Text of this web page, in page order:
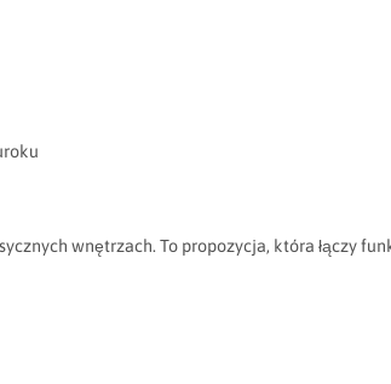
wnętrzach. To propozycja, która łączy